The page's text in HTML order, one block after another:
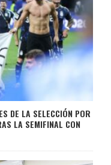
DE LA SELECCIÓN POR
LA SEMIFINAL CON